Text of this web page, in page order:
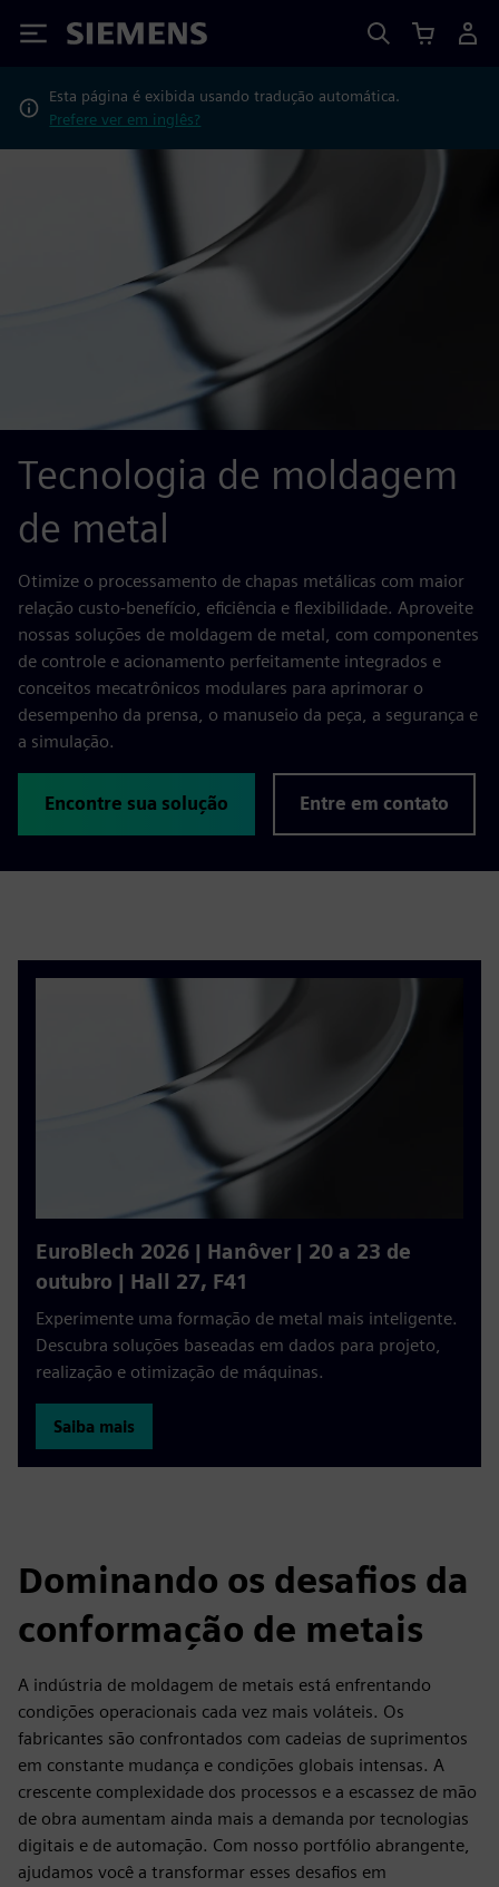
Siemens
Esta página é exibida usando tradução automática.
Prefere ver em inglês?
Tecnologia de moldagem
de metal
Otimize o processamento de chapas metálicas com maior
relação custo-benefício, eficiência e flexibilidade. Aproveite
nossas soluções de moldagem de metal, com componentes
de controle e acionamento perfeitamente integrados e
conceitos mecatrônicos modulares para aprimorar o
desempenho da prensa, o manuseio da peça, a segurança e
a simulação.
Encontre sua solução Entre em contato
EuroBlech 2026 | Hanôver | 20 a 23 de
outubro | Hall 27, F41
Experimente uma formação de metal mais inteligente.
Descubra soluções baseadas em dados para projeto,
realização e otimização de máquinas.
Saiba mais
Dominando os desafios da
conformação de metais
A indústria de moldagem de metais está enfrentando
condições operacionais cada vez mais voláteis. Os
fabricantes são confrontados com cadeias de suprimentos
em constante mudança e condições globais intensas. A
crescente complexidade dos processos e a escassez de mão
de obra aumentam ainda mais a demanda por tecnologias
digitais e de automação. Com nosso portfólio abrangente,
ajudamos você a transformar esses desafios em